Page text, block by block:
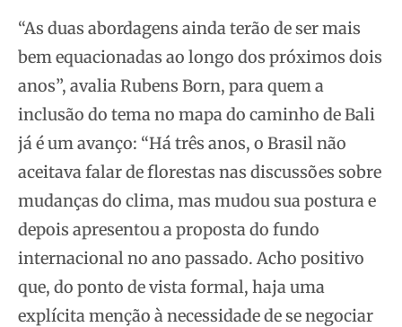
“As duas abordagens ainda terão de ser mais
bem equacionadas ao longo dos próximos dois
anos”, avalia Rubens Born, para quem a
inclusão do tema no mapa do caminho de Bali
já é um avanço: “Há três anos, o Brasil não
aceitava falar de florestas nas discussões sobre
mudanças do clima, mas mudou sua postura e
depois apresentou a proposta do fundo
internacional no ano passado. Acho positivo
que, do ponto de vista formal, haja uma
explícita menção à necessidade de se negociar